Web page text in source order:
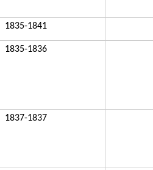
1835-1841
1835-1836
1837-1837